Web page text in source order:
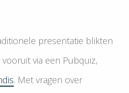
presentatie blikten
via een Pubquiz,
. Met vragen over